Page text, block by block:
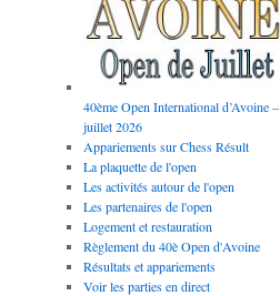
40ème Open International d’Avoine –
juillet 2026
Appariements sur Chess Résult
La plaquette de l'open
Les activités autour de l'open
Les partenaires de l'open
Logement et restauration
Règlement du 40è Open d'Avoine
Résultats et appariements
Voir les parties en direct